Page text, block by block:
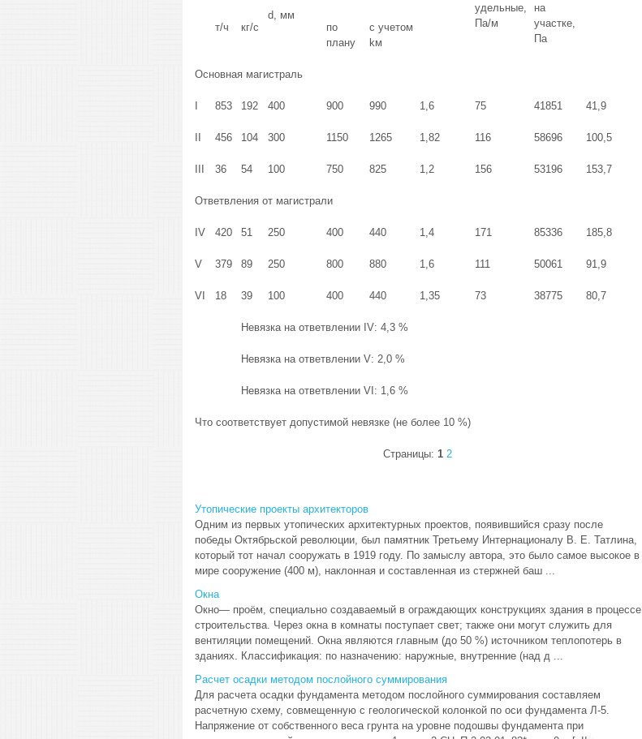
d, мм
удельные,
Па/м
на
участке,
Па
т/ч кг/с
по
плану
с учетом
kм
Основная магистраль
853 192 400 900 990 1,6 75 41851 41,9
456 104 300 1150 1265 1,82 116 58696 100,5
36 54 100 750 825 1,2 156 53196 153,7
Ответвления от магистрали
IV 420 51 250 400 440 1,4 171 85336 185,8
V 379 89 250 800 880 1,6 111 50061 91,9
VI 18 39 100 400 440 1,35 73 38775 80,7
Невязка на ответвлении IV: 4,3 %
Невязка на ответвлении V: 2,0 %
Невязка на ответвлении VI: 1,6 %
Что соответствует допустимой невязке (не более 10 %)
Страницы: 1 2
Утопические проекты архитекторов
Одним из первых утопических архитектурных проектов, появившийся сразу после
победы Октябрьской революции, был памятник Третьему Интернационалу В. Е. Татлина,
который тот начал сооружать в 1919 году. По замыслу автора, это было самое высокое в
мире сооружение (400 м), наклонная и составленная из стержней баш ...
Окна
Окно— проём, специально создаваемый в ограждающих конструкциях здания в процессе
строительства. Через окна в комнаты поступает свет; также они могут служить для
вентиляции помещений. Окна являются главным (до 50 %) источником теплопотерь в
зданиях. Классификация: по назначению: наружные, внутренние (над д ...
Расчет осадки методом послойного суммирования
Для расчета осадки фундамента методом послойного суммирования составляем
расчетную схему, совмещенную с геологической колонкой по оси фундамента Л-5.
Напряжение от собственного веса грунта на уровне подошвы фундамента при